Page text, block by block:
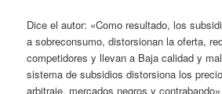
Dice el autor: «Como resultado, los
a sobreconsumo, distorsionan la oferta,
competidores y llevan a Baja calidad y
sistema de subsidios distorsiona los
arbitraje, mercados negros y contrabando».